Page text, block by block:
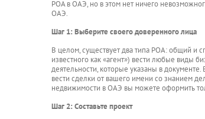
POA в ОАЭ, но в этом нет ничего
ОАЭ.
Шаг 1: Выберите своего доверенного лица
В целом, существует два типа POA: общий и
известного как «агент») вести любые виды
деятельности, которые указаны в
вести сделки от вашего имени со знанием
недвижимости в ОАЭ вы можете оформить
Шаг 2: Составьте проект